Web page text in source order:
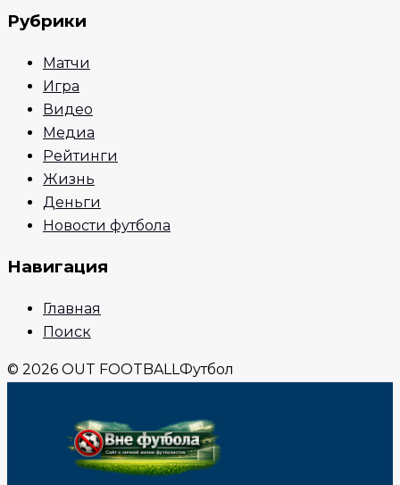
Рубрики
Матчи
Игра
Видео
Медиа
Рейтинги
Жизнь
Деньги
Новости футбола
Навигация
Главная
Поиск
© 2026 OUT FOOTBALLФутбол